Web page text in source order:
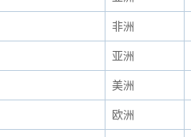
非洲
亚洲
美洲
欧洲